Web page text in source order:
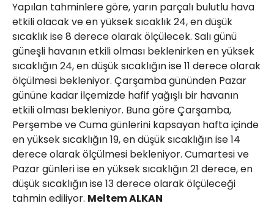
Yapılan tahminlere göre, yarın parçalı bulutlu hava
etkili olacak ve en yüksek sıcaklık 24, en düşük
sıcaklık ise 8 derece olarak ölçülecek. Salı günü
güneşli havanın etkili olması beklenirken en yüksek
sıcaklığın 24, en düşük sıcaklığın ise 11 derece olarak
ölçülmesi bekleniyor. Çarşamba gününden Pazar
gününe kadar ilçemizde hafif yağışlı bir havanın
etkili olması bekleniyor. Buna göre Çarşamba,
Perşembe ve Cuma günlerini kapsayan hafta içinde
en yüksek sıcaklığın 19, en düşük sıcaklığın ise 14
derece olarak ölçülmesi bekleniyor. Cumartesi ve
Pazar günleri ise en yüksek sıcaklığın 21 derece, en
düşük sıcaklığın ise 13 derece olarak ölçüleceği
tahmin ediliyor. Meltem ALKAN